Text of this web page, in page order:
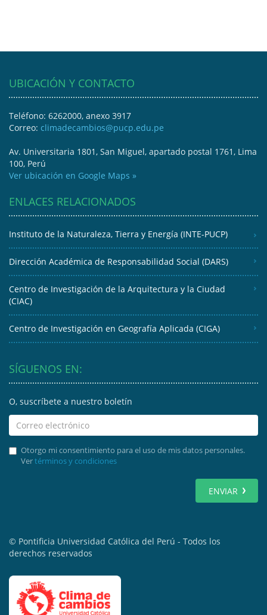
UBICACIÓN Y CONTACTO
Teléfono: 6262000, anexo 3917
Correo: climadecambios@pucp.edu.pe
Av. Universitaria 1801, San Miguel, apartado postal 1761, Lima
100, Perú
Ver ubicación en Google Maps »
ENLACES RELACIONADOS
Instituto de la Naturaleza, Tierra y Energía (INTE-PUCP)
Dirección Académica de Responsabilidad Social (DARS)
Centro de Investigación de la Arquitectura y la Ciudad
(CIAC)
Centro de Investigación en Geografía Aplicada (CIGA)
SÍGUENOS EN:
O, suscríbete a nuestro boletín
Otorgo mi consentimiento para el uso de mis datos personales.
Vertérminos y condiciones
ENVIAR
© Pontificia Universidad Católica del Perú - Todos los
derechos reservados